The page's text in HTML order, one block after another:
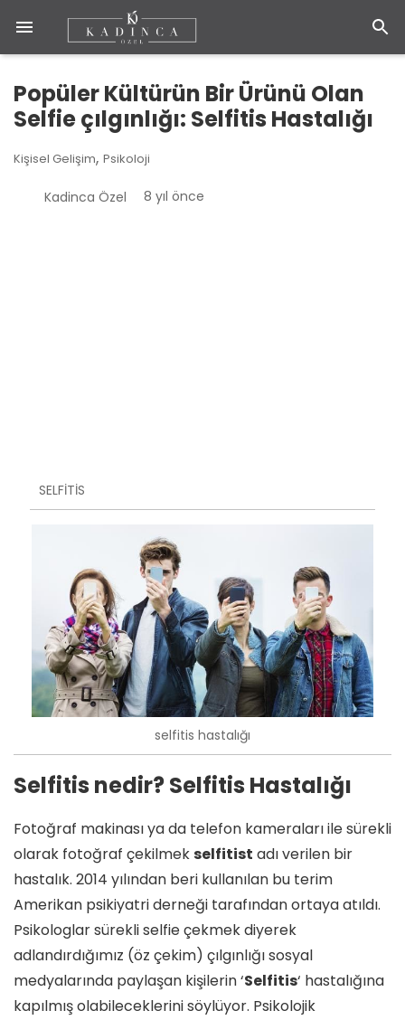
Popüler Kültürün Bir Ürünü Olan
Selfie çılgınlığı: Selfitis Hastalığı
Kişisel Gelişim, Psikoloji
Kadinca Özel 8 yıl önce
SELFİTİS
selfitis hastalığı
Selfitis nedir? Selfitis Hastalığı
Fotoğraf makinası ya da telefon kameraları ile sürekli
olarak fotoğraf çekilmek selfitist adı verilen bir
hastalık. 2014 yılından beri kullanılan bu terim
Amerikan psikiyatri derneği tarafından ortaya atıldı.
Psikologlar sürekli selfie çekmek diyerek
adlandırdığımız (öz çekim) çılgınlığı sosyal
medyalarında paylaşan kişilerin ‘Selfitis‘ hastalığına
kapılmış olabileceklerini söylüyor. Psikolojik